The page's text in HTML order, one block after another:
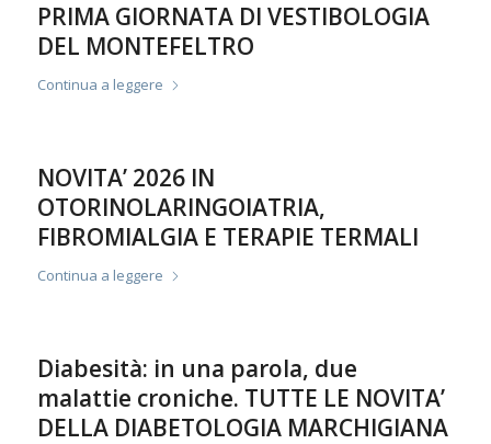
PRIMA GIORNATA DI VESTIBOLOGIA
DEL MONTEFELTRO
Continua a leggere
NOVITA’ 2026 IN
OTORINOLARINGOIATRIA,
FIBROMIALGIA E TERAPIE TERMALI
Continua a leggere
Diabesità: in una parola, due
malattie croniche. TUTTE LE NOVITA’
DELLA DIABETOLOGIA MARCHIGIANA